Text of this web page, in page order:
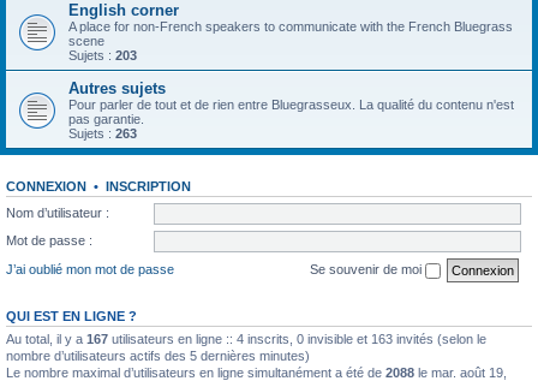
English corner
A place for non-French speakers to communicate with the French Bluegrass
scene
Sujets : 203
Autres sujets
Pour parler de tout et de rien entre Bluegrasseux. La qualité du contenu n'est
pas garantie.
Sujets : 263
CONNEXION • INSCRIPTION
Nom d’utilisateur :
Mot de passe :
J’ai oublié mon mot de passe
Se souvenir de moi
QUI EST EN LIGNE ?
Au total, il y a 167 utilisateurs en ligne :: 4 inscrits, 0 invisible et 163 invités (selon le
nombre d’utilisateurs actifs des 5 dernières minutes)
Le nombre maximal d’utilisateurs en ligne simultanément a été de 2088 le mar. août 19,